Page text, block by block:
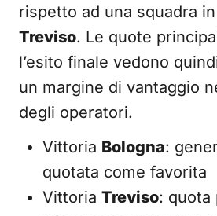
rispetto ad una squadra
Treviso. Le quote
l’esito finale vedono
un margine di vantaggio
degli operatori.
Vittoria Bologna:
quotata come favorita
Vittoria Treviso: quota